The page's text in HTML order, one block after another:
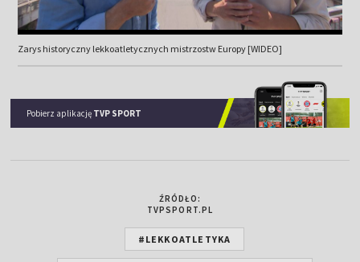
Zarys historyczny lekkoatletycznych mistrzostw Europy [WIDEO]
Pobierz aplikację TVP SPORT
ŹRÓDŁO:
TVPSPORT.PL
#LEKKOATLETYKA